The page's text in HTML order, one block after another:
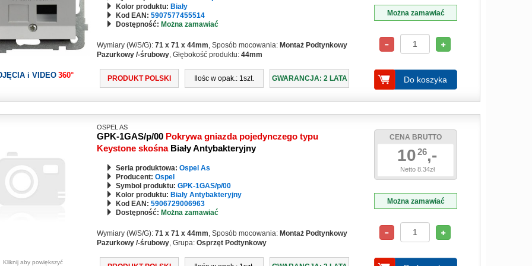
i VIDEO 360°
Kolor produktu: Biały
Kod EAN: 5907577455514
Dostępność: Można zamawiać
Wymiary (W/S/G): 71 x 71 x 44mm, Sposób mocowania: Montaż Podtynkowy
Pazurkowy /-śrubowy, Głębokość produktu: 44mm
PRODUKT POLSKI Ilośc w opak.: 1szt. GWARANCJA: 2 LATA
Można zamawiać
Do koszyka
Kliknij aby powiększyć
OSPEL AS
GPK-1GAS/p/00 Pokrywa gniazda pojedynczego typu
Keystone skośna Biały Antybakteryjny
Seria produktowa: Ospel As
Producent: Ospel
Symbol produktu: GPK-1GAS/p/00
Kolor produktu: Biały Antybakteryjny
Kod EAN: 5906729006963
Dostępność: Można zamawiać
Wymiary (W/S/G): 71 x 71 x 44mm, Sposób mocowania: Montaż Podtynkowy
Pazurkowy /-śrubowy, Grupa: Osprzęt Podtynkowy
CENA BRUTTO
10 26,-
Netto 8.34zł
Można zamawiać